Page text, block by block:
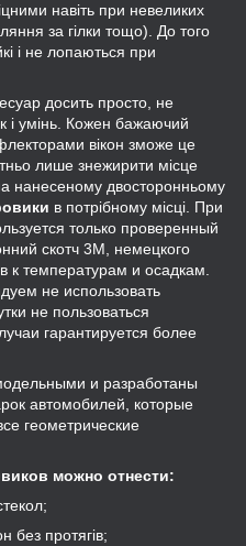
навіть при невеликих
за гілки тощо). До того
і не лопаються при
досить просто, не
і умінь. Кожен бажаючий
вікон зможе це
лише знежирити місце
нанесеному двосторонньому
в потрібному місці. При
только проверенный
скотч 3М, немецкого
к температурам и осадкам.
не использовать
не пользоваться
гарантируется более
и разработаны
автомобилей, которые
геометрические
можно отнести:
без протягів;